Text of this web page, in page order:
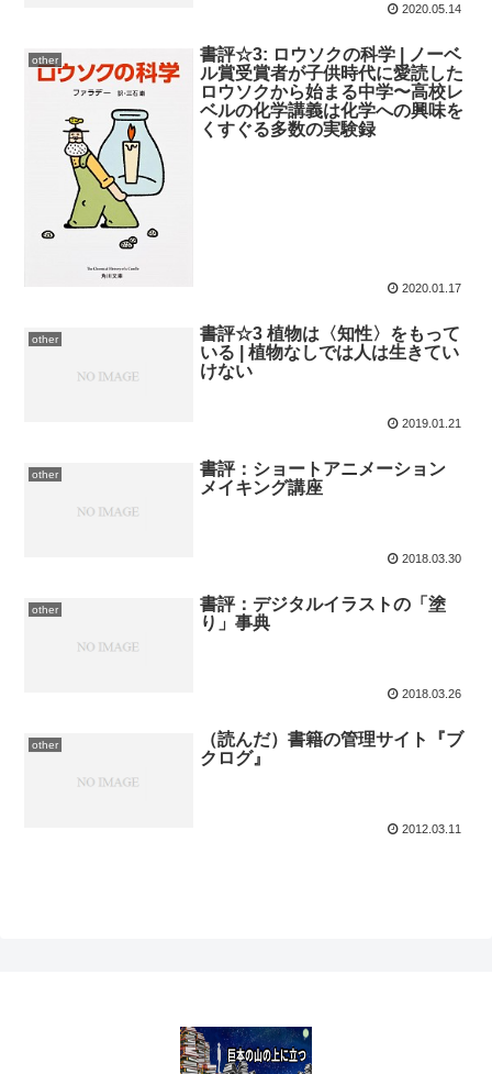
2020.05.14
other
書評☆3: ロウソクの科学 | ノーベ
ル賞受賞者が子供時代に愛読した
ロウソクから始まる中学〜高校レ
ベルの化学講義は化学への興味を
くすぐる多数の実験録
2020.01.17
other
書評☆3 植物は〈知性〉をもって
いる | 植物なしでは人は生きてい
けない
2019.01.21
other
書評：ショートアニメーション
メイキング講座
2018.03.30
other
書評：デジタルイラストの「塗
り」事典
2018.03.26
other
（読んだ）書籍の管理サイト『ブ
クログ』
2012.03.11